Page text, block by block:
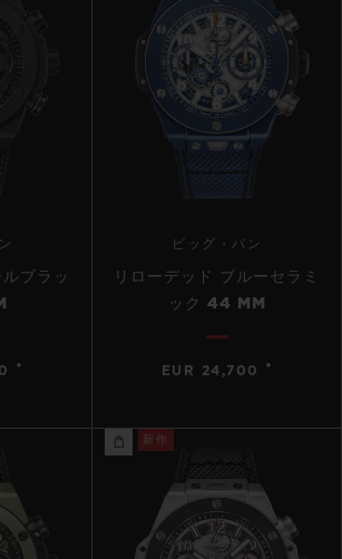
ブラッ
•
ビッグ・バン
リローデッド ブルーセラミ
ック 44 MM
EUR 24,700 •
新作